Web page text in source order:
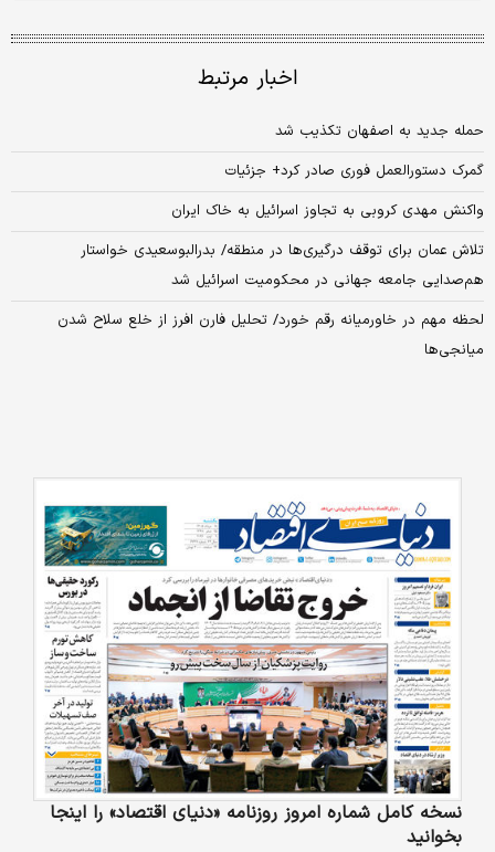
اخبار مرتبط
حمله جدید به اصفهان تکذیب شد
گمرک دستورالعمل فوری صادر کرد+ جزئیات
واکنش مهدی کروبی به تجاوز اسرائیل به خاک ایران
تلاش عمان برای توقف درگیری‌ها در منطقه/ بدرالبوسعیدی خواستار
هم‌صدایی جامعه جهانی در محکومیت اسرائیل شد
لحظه مهم در خاورمیانه رقم خورد/ تحلیل فارن افرز از خلع سلاح شدن
میانجی‌ها
نسخه کامل شماره امروز روزنامه «دنیای‌ اقتصاد» را اینجا
بخوانید